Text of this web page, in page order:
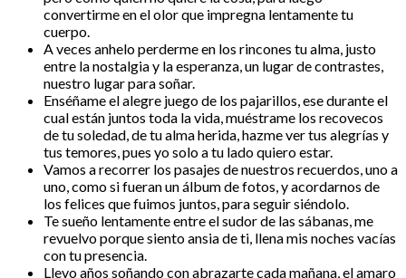
convertirme en el olor que impregna lentamente tu
cuerpo.
A veces anhelo perderme en los rincones tu alma, justo
entre la nostalgia y la esperanza, un lugar de contrastes,
nuestro lugar para soñar.
Enséñame el alegre juego de los pajarillos, ese durante el
cual están juntos toda la vida, muéstrame los recovecos
de tu soledad, de tu alma herida, hazme ver tus alegrías y
tus temores, pues yo solo a tu lado quiero estar.
Vamos a recorrer los pasajes de nuestros recuerdos, uno a
uno, como si fueran un álbum de fotos, y acordarnos de
los felices que fuimos juntos, para seguir siéndolo.
Te sueño lentamente entre el sudor de las sábanas, me
revuelvo porque siento ansia de ti, llena mis noches vacías
con tu presencia.
Llevo años soñando con abrazarte cada mañana, el amaro